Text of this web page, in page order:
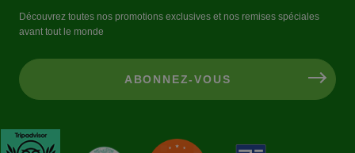
Découvrez toutes nos promotions exclusives et nos remises spéciales
avant tout le monde